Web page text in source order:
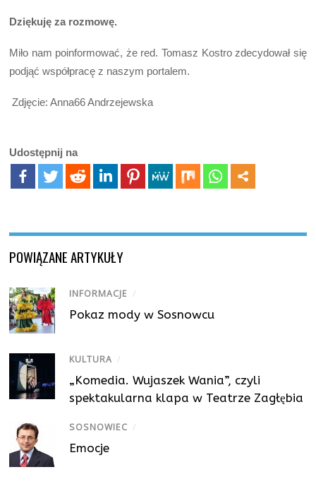
Dziękuję za rozmowę.
Miło nam poinformować, że red. Tomasz Kostro zdecydował się
podjąć współpracę z naszym portalem.
Zdjęcie: Anna66 Andrzejewska
Udostępnij na
POWIĄZANE ARTYKUŁY
INFORMACJE /
Pokaz mody w Sosnowcu
KULTURA /
„Komedia. Wujaszek Wania”, czyli
spektakularna klapa w Teatrze Zagłębia
SOSNOWIEC /
Emocje